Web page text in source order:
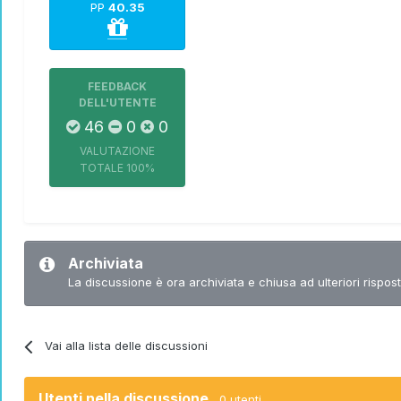
PP 40.35
FEEDBACK
DELL'UTENTE
46 0 0
VALUTAZIONE
TOTALE 100%
Archiviata
La discussione è ora archiviata e chiusa ad ulteriori
Vai alla lista delle discussioni